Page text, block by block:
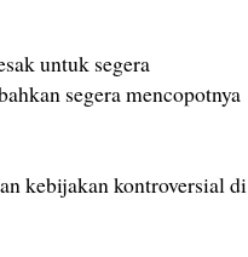
untuk segera
segera mencopotnya
kebijakan kontroversial di